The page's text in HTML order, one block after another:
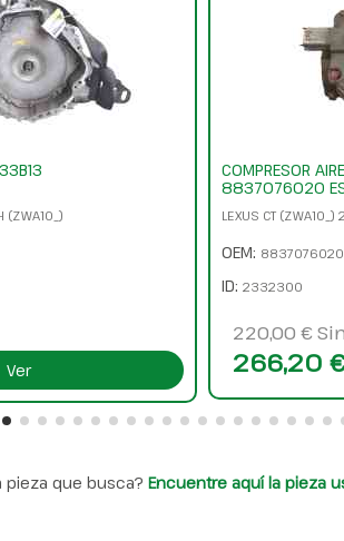
(ZWA10_)
Ver
COMPRESOR
8837076020
LEXUS CT
OEM: 8837076020
ID: 2332300
220,00 €
266,20
pieza que busca? Encuentre aquí la pieza